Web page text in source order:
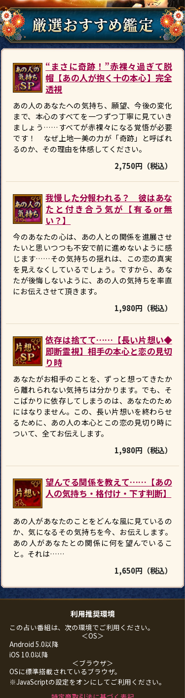
“まさに奇跡！”赤裸々過ぎて脱
帽【あの人が抱く十の本心】完全
透視
あの人のあなたへの気持ち、願望、今後の変化
まで、本心のすべてを一つずつ丁寧に見ていき
ましょう……すべてが赤裸々になる覚悟が必要
です！ なぜ上地一美の力が「奇跡」と呼ばれ
るのか、その理由を体感してください。
2,750円（税込）
我慢した分報われる？ 彼はあな
たと付き合う気が【有るor無
い？】
今のあなたの心は、あの人との関係を進展させ
たいと思いつつも不安で前に進めないように感
じます……その気持ちの揺れは、この恋の真実
を見えなくしているでしょう。ですから、あな
たが後悔しないように、あの人の気持ちを率直
にお伝えさせて頂きます。
1,980円（税込）
依存は捨てて……【長い片想い◆
即断霊視】相手の本心と恋の見切
り時
あなたがお相手のことを、ずっと想ってきたか
ら離れられない気持ちは分かります。でも、そ
こばかりに依存してしまうのは、あなたのため
にはなりません。この、長い片想いを終わらせ
るために、あの人の本心とこの恋の見切り時に
ついて、全てお伝えします。
1,980円（税込）
望んでる関係を教えて……【あの
人の気持ち・格付け・下す判断】
あの人があなたのことをどんな風に見ているの
か、気になるその気持ちを今、お伝えします。
あの人があなたとの関係に何を望んでいるこ
と。それは……
1,650円（税込）
利用推奨環境
この占い番組は、次の環境でご利用ください。
＜OS＞
Android 5.0以降
iOS 10.0以降
＜ブラウザ＞
OSに標準搭載されているブラウザ。
※JavaScriptの設定をオンにしてご利用ください。